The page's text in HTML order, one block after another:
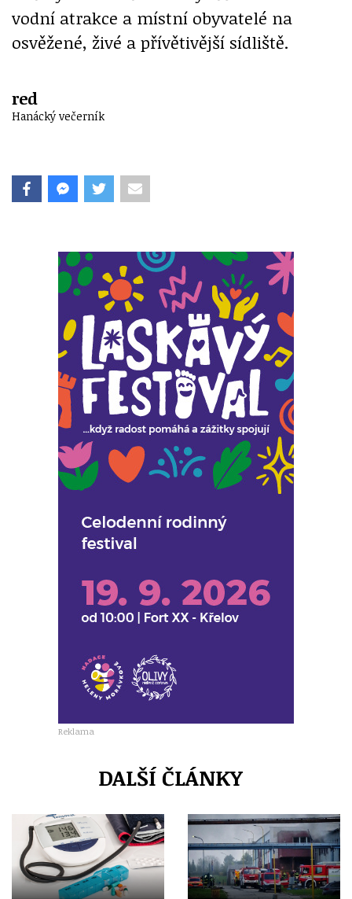
vodní atrakce a místní obyvatelé na
osvěžené, živé a přívětivější sídliště.
red
Hanácký večerník
Reklama
DALŠÍ ČLÁNKY